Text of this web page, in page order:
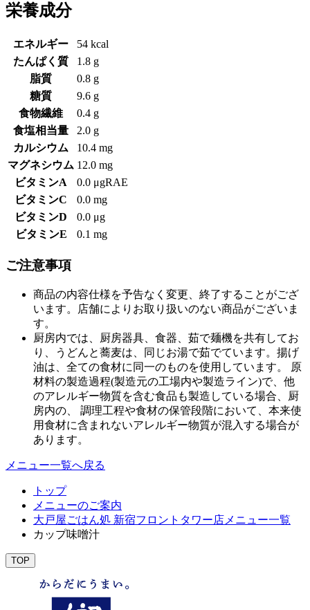
栄養成分
エネルギー
54 kcal
たんぱく質
1.8 g
脂質
0.8 g
糖質
9.6 g
食物繊維
0.4 g
食塩相当量
2.0 g
カルシウム
10.4 mg
マグネシウム 12.0 mg
ビタミンA
0.0 μgRAE
ビタミンC
0.0 mg
ビタミンD
0.0 μg
ビタミンE
0.1 mg
ご注意事項
商品の内容仕様を予告なく変更、終了することがござ
います。店舗によりお取り扱いのない商品がございま
す。
厨房内では、厨房器具、食器、茹で麺機を共有してお
り、うどんと蕎麦は、同じお湯で茹でています。揚げ
油は、全ての食材に同一のものを使用しています。 原
材料の製造過程(製造元の工場内や製造ライン)で、他
のアレルギー物質を含む食品も製造している場合、厨
房内の、 調理工程や食材の保管段階において、本来使
用食材に含まれないアレルギー物質が混入する場合が
あります。
メニュー一覧へ戻る
トップ
メニューのご案内
大戸屋ごはん処 新宿フロントタワー店メニュー一覧
カップ味噌汁
TOP